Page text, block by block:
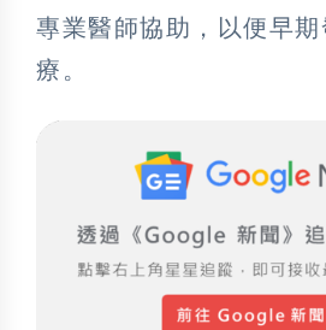
專業醫師協助，以便早
療。